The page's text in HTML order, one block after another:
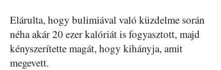
Elárulta, hogy bulimiával való küzdelme során
néha akár 20 ezer kalóriát is fogyasztott, majd
kényszerítette magát, hogy kihányja, amit
megevett.